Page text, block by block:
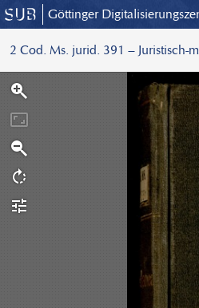
Göttinger
2 Cod. Ms. jurid. 391 – Juristisch-